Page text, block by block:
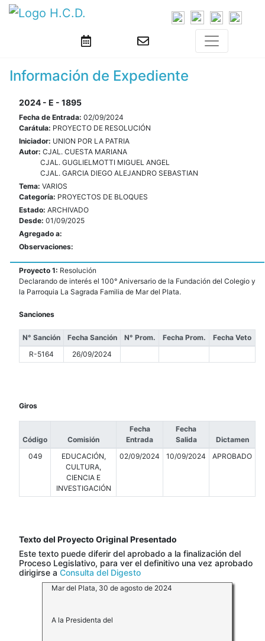
Información de Expediente
2024 - E - 1895
Fecha de Entrada: 02/09/2024
Carátula: PROYECTO DE RESOLUCIÓN
Iniciador: UNION POR LA PATRIA
Autor: CJAL. CUESTA MARIANA
CJAL. GUGLIELMOTTI MIGUEL ANGEL
CJAL. GARCIA DIEGO ALEJANDRO SEBASTIAN
Tema: VARIOS
Categoría: PROYECTOS DE BLOQUES
Estado: ARCHIVADO
Desde: 01/09/2025
Agregado a:
Observaciones:
Proyecto 1: Resolución
Declarando de interés el 100° Aniversario de la Fundación del Colegio y
la Parroquia La Sagrada Familia de Mar del Plata.
Sanciones
N° Sanción Fecha Sanción N° Prom. Fecha Prom.
Fecha Veto
R-5164
26/09/2024
Giros
Código Comisión
Fecha
Entrada
Fecha
Salida
Dictamen
049
EDUCACIÓN,
CULTURA,
CIENCIA E
INVESTIGACIÓN
02/09/2024 10/09/2024 APROBADO
Texto del Proyecto Original Presentado
Este texto puede diferir del aprobado a la finalización del
Proceso Legislativo, para ver el definitivo una vez aprobado
dirigirse a Consulta del Digesto
Mar del Plata, 30 de agosto de 2024
A la Presidenta del